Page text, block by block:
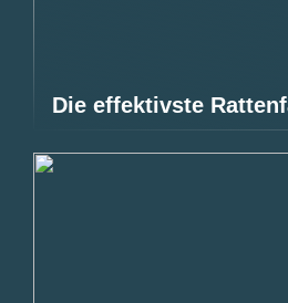
Die effektivste